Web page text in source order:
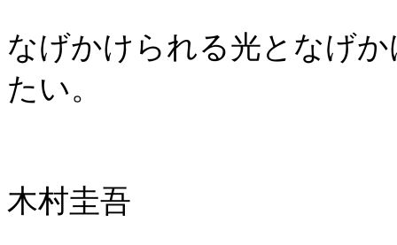
なげかけられる光となげ
たい。
木村圭吾